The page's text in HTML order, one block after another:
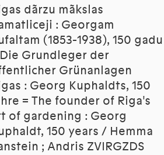
dãrzu mãkslas
: Georgam
(1853-1938), 150 gadu
Grundleger der
Grünanlagen
: Georg Kuphaldts, 150
= The founder of Riga's
of gardening : Georg
150 years / Hemma
; Andris ZVIRGZDS